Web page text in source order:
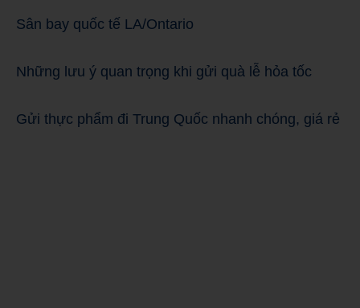
Sân bay quốc tế LA/Ontario
Những lưu ý quan trọng khi gửi quà lễ hỏa tốc
Gửi thực phẩm đi Trung Quốc nhanh chóng, giá rẻ